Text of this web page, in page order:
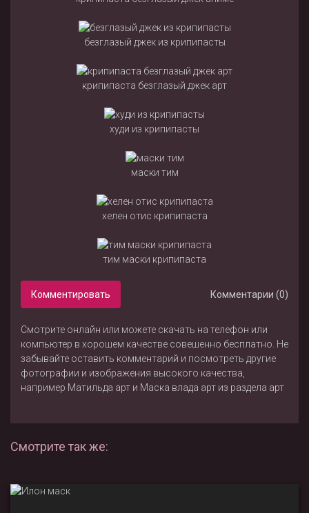
безглазый джек из крипипасты
крипипаста безглазый джек арт
худи из крипипасты
маски тим
хелен отис крипипаста
тим маски крипипаста
Комментировать Комментарии (0)
Смотрите онлайн или можете скачать на телефон или
компьютер в хорошем качестве совешенно бесплатно. Не
забывайте оставить комментарий и посмотреть другие
фотографии и изображения высокого качества,
например Матильда арт и Маска влада арт из раздела арт
Смотрите так же: